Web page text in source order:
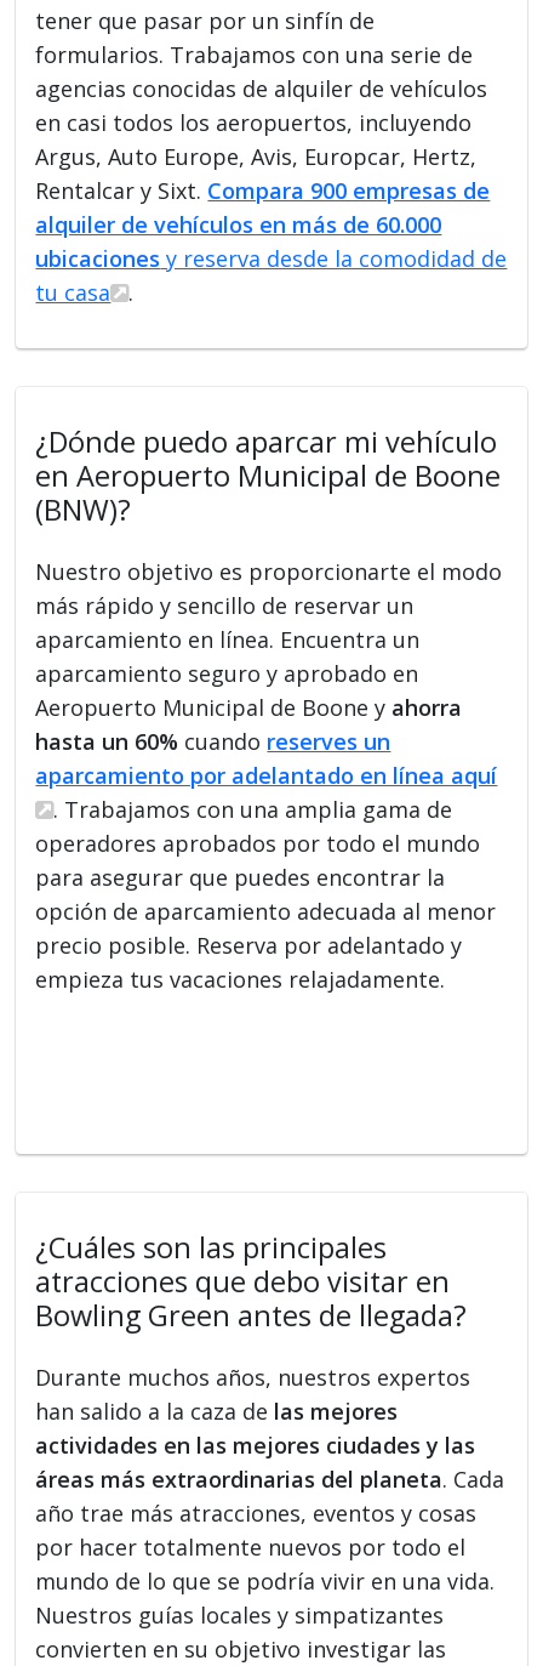
tener que pasar por un sinfín de
formularios. Trabajamos con una serie de
agencias conocidas de alquiler de vehículos
en casi todos los aeropuertos, incluyendo
Argus, Auto Europe, Avis, Europcar, Hertz,
Rentalcar y Sixt. Compara 900 empresas de
alquiler de vehículos en más de 60.000
ubicaciones y reserva desde la comodidad de
tu casa
.
¿Dónde puedo aparcar mi vehículo
en Aeropuerto Municipal de Boone
(BNW)?
Nuestro objetivo es proporcionarte el modo
más rápido y sencillo de reservar un
aparcamiento en línea. Encuentra un
aparcamiento seguro y aprobado en
Aeropuerto Municipal de Boone y ahorra
hasta un 60% cuando reserves un
aparcamiento por adelantado en línea aquí
. Trabajamos con una amplia gama de
operadores aprobados por todo el mundo
para asegurar que puedes encontrar la
opción de aparcamiento adecuada al menor
precio posible. Reserva por adelantado y
empieza tus vacaciones relajadamente.
¿Cuáles son las principales
atracciones que debo visitar en
Bowling Green antes de llegada?
Durante muchos años, nuestros expertos
han salido a la caza de las mejores
actividades en las mejores ciudades y las
áreas más extraordinarias del planeta. Cada
año trae más atracciones, eventos y cosas
por hacer totalmente nuevos por todo el
mundo de lo que se podría vivir en una vida.
Nuestros guías locales y simpatizantes
convierten en su objetivo investigar las